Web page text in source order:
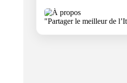
"Partager le meilleur de